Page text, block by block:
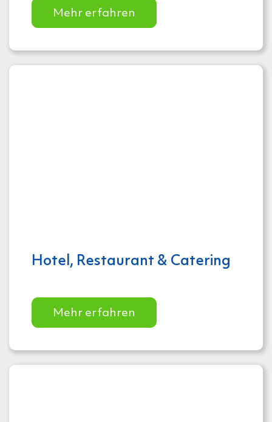
Mehr erfahren
Hotel, Restaurant & Catering
Mehr erfahren